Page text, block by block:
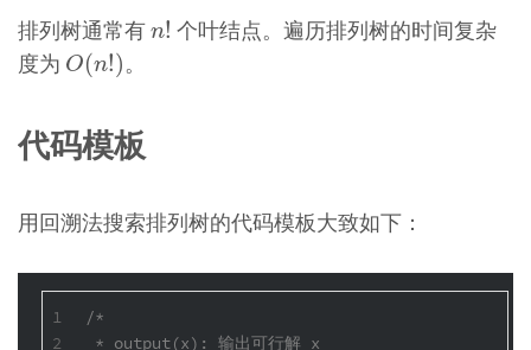
排列树通常有 n!
n! 个叶结点。遍历排列树的时间复杂
度为 O(n!)
O(n!) 。
代码模板
用回溯法搜索排列树的代码模板大致如下：
1
2
/*
* output(x): 输出可行解 x